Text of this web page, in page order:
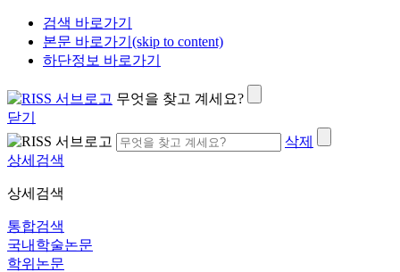
검색 바로가기
본문 바로가기(skip to content)
하단정보 바로가기
무엇을 찾고 계세요?
닫기
삭제
상세검색
상세검색
통합검색
국내학술논문
학위논문